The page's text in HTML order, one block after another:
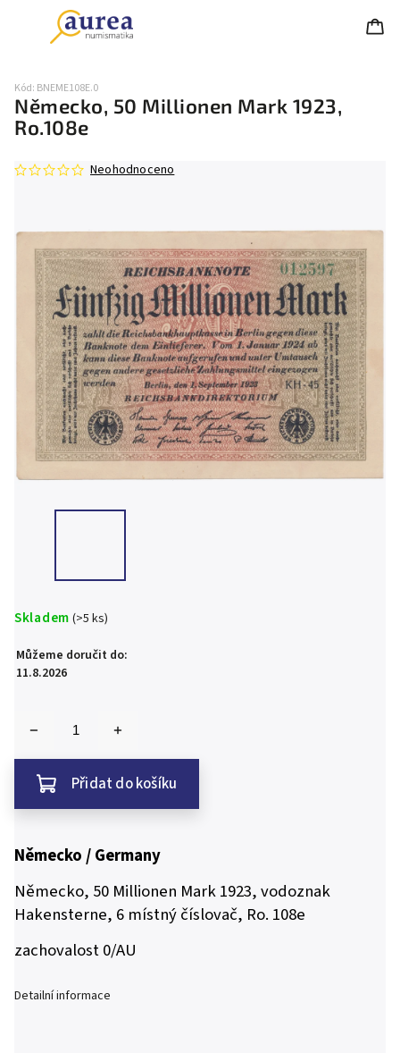
Německo, 50 Millionen Mark 1923,
Ro.108e
Kód: BNEME108E.0
Neohodnoceno
Skladem (>5 ks)
Můžeme doručit do:
11.8.2026
Přidat do košíku
Německo / Germany
Německo, 50 Millionen Mark 1923, vodoznak
Hakensterne, 6 místný číslovač, Ro. 108e
zachovalost 0/AU
Detailní informace